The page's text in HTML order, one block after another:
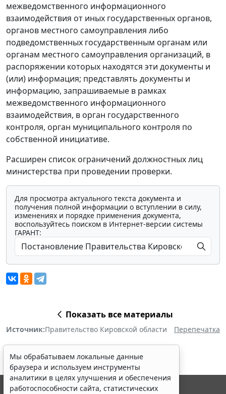
межведомственного информационного
взаимодействия от иных государственных органов,
органов местного самоуправления либо
подведомственных государственным органам или
органам местного самоуправления организаций, в
распоряжении которых находятся эти документы и
(или) информация; представлять документы и
информацию, запрашиваемые в рамках
межведомственного информационного
взаимодействия, в орган государственного
контроля, орган муниципального контроля по
собственной инициативе.
Расширен список ограничений должностных лиц
министерства при проведении проверки.
Для просмотра актуального текста документа и
получения полной информации о вступлении в силу,
изменениях и порядке применения документа,
воспользуйтесь поиском в Интернет-версии системы
ГАРАНТ:
Показать все материалы
Источник:Правительство Кировской области Перепечатка
Мы обрабатываем локальные данные
браузера и используем инструменты
аналитики в целях улучшения и обеспечения
работоспособности сайта, статистических